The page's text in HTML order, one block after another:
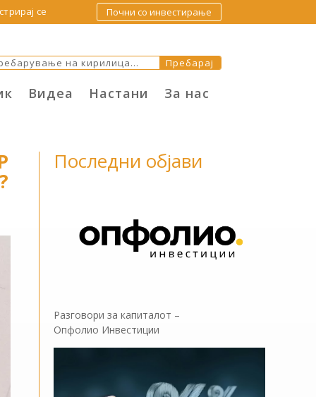
се Почни со инвестирање
Видеа Настани За нас
Последни објави
Разговори за капиталот –
Опфолио Инвестиции